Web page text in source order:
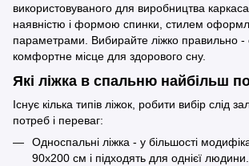
використовуваного для виробництва
наявністю і формою спинки, стилем
параметрами. Вибирайте ліжко правильно -
комфортне місце для здорового сну.
Які ліжка в спальню найбільш
Існує кілька типів ліжок, робити вибір слід
потреб і переваг:
Односпальні ліжка - у більшості
90x200 см і підходять для однієї людини.